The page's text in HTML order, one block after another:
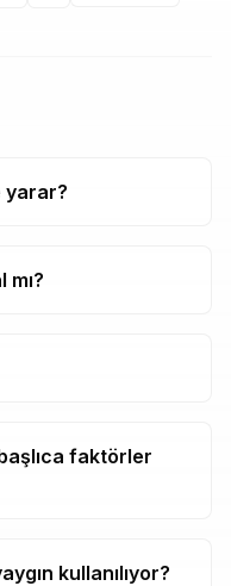
yarar?
faktörler
kullanılıyor?